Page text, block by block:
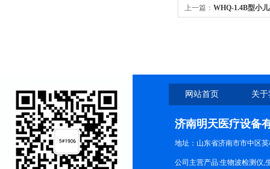
上一篇： WHQ-1.4B型小
网站首页 关
济南明天医疗设备
地址：山东省济南市市中区
公司主营产品:生物波检测仪,